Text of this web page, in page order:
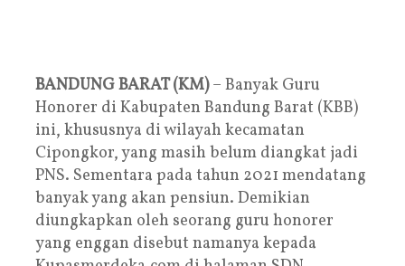
BANDUNG BARAT (KM)– Banyak Guru
Honorer di Kabupaten Bandung Barat (KBB)
ini, khususnya di wilayah kecamatan
Cipongkor, yang masih belum diangkat jadi
PNS. Sementara pada tahun 2021 mendatang
banyak yang akan pensiun. Demikian
diungkapkan oleh seorang guru honorer
yang enggan disebut namanya kepada